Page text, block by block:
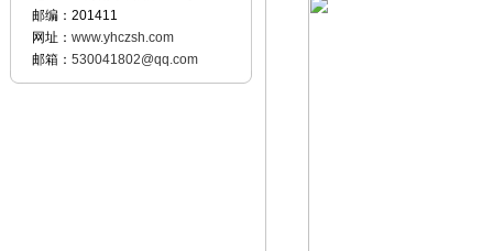
邮编：201411
网址： www.yhczsh.com
邮箱： 530041802@qq.com